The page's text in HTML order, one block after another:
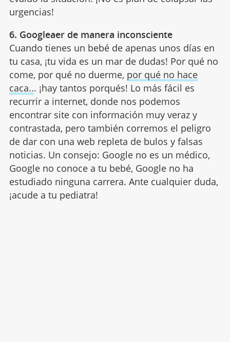
urgencias!
6. Googleaer de manera inconsciente
Cuando tienes un bebé de apenas unos días en
tu casa, ¡tu vida es un mar de dudas! Por qué no
come, por qué no duerme, por qué no hace
caca... ¡hay tantos porqués! Lo más fácil es
recurrir a internet, donde nos podemos
encontrar site con información muy veraz y
contrastada, pero también corremos el peligro
de dar con una web repleta de bulos y falsas
noticias. Un consejo: Google no es un médico,
Google no conoce a tu bebé, Google no ha
estudiado ninguna carrera. Ante cualquier duda,
¡acude a tu pediatra!